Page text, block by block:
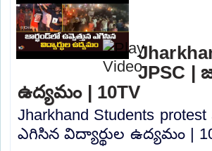
JPSC |
ఉద్యమం | 10TV
Jharkhand Students
ఎగిసిన విద్యార్థుల ఉద్యమం |